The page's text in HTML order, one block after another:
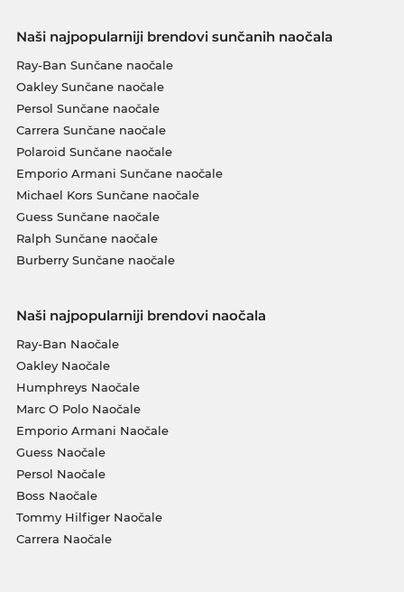
Naši najpopularniji brendovi sunčanih naočala
Ray-Ban Sunčane naočale
Oakley Sunčane naočale
Persol Sunčane naočale
Carrera Sunčane naočale
Polaroid Sunčane naočale
Emporio Armani Sunčane naočale
Michael Kors Sunčane naočale
Guess Sunčane naočale
Ralph Sunčane naočale
Burberry Sunčane naočale
Naši najpopularniji brendovi naočala
Ray-Ban Naočale
Oakley Naočale
Humphreys Naočale
Marc O Polo Naočale
Emporio Armani Naočale
Guess Naočale
Persol Naočale
Boss Naočale
Tommy Hilfiger Naočale
Carrera Naočale